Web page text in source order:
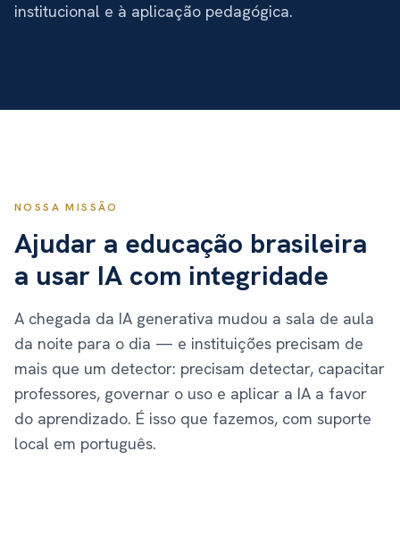
institucional e à aplicação pedagógica.
NOSSA MISSÃO
Ajudar a educação brasileira
a usar IA com integridade
A chegada da IA generativa mudou a sala de aula
da noite para o dia — e instituições precisam de
mais que um detector: precisam detectar, capacitar
professores, governar o uso e aplicar a IA a favor
do aprendizado. É isso que fazemos, com suporte
local em português.